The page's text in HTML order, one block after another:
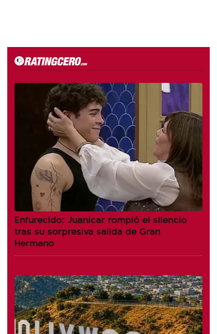
Enfurecido: Juanicar rompió el silencio
tras su sorpresiva salida de Gran
Hermano